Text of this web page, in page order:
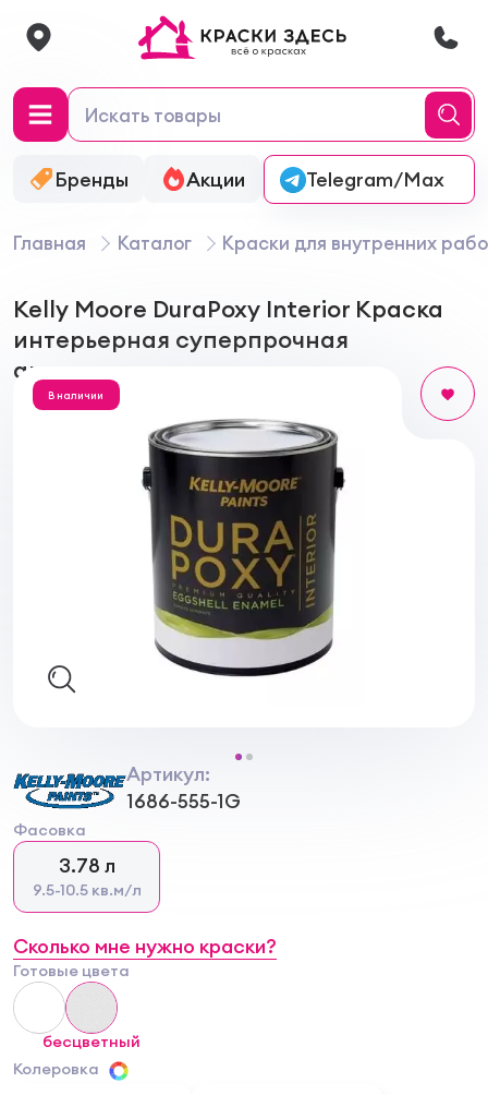
Бренды Акции Онлайн-колеровка
Telegram/Max
Главная Каталог Краски для внутренних
Kelly Moore DuraPoxy Interior Краска
интерьерная суперпрочная
антивандальная полуматовая
В наличии
Артикул:
1686-555-1G
Фасовка
3.78 л
9.5-10.5 кв.м/л
Сколько мне нужно краски?
Готовые цвета
бесцветный
Колеровка